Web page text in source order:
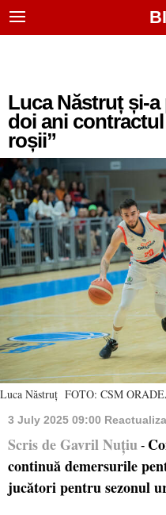
Luca Năstruț și-
doi ani
roșii”
Luca Năstruț FOTO: CSM
3 July 2025 09:00
Scris de Gavril Nuțiu -
continuă demersurile
jucători pentru sezonul